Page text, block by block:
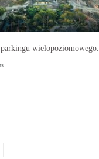
wielopoziomowego.